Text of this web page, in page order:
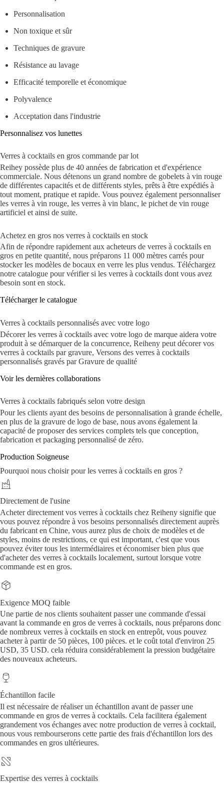
Personnalisation
Non toxique et sûr
Techniques de gravure
Résistance au lavage
Efficacité temporelle et économique
Polyvalence
Acceptation dans l'industrie
Personnalisez vos lunettes
Verres à cocktails en gros commande par lot
Reihey possède plus de 40 années de fabrication et d'expérience
commerciale. Nous détenons un grand nombre de gobelets à vin rouge
de différentes capacités et de différents styles, prêts à être expédiés à
tout moment, pratique et rapide. Vous pouvez également personnaliser
les verres à vin rouge, les verres à vin blanc, le pichet de vin rouge
artificiel et ainsi de suite.
Achetez en gros nos verres à cocktails en stock
Afin de répondre rapidement aux acheteurs de verres à cocktails en
gros en petite quantité, nous préparons 11 000 mètres carrés pour
stocker les modèles de bocaux en verre les plus vendus. Téléchargez
notre catalogue pour vérifier si les verres à cocktails dont vous avez
besoin sont en stock.
Télécharger le catalogue
Verres à cocktails personnalisés avec votre logo
Décorer les verres à cocktails avec votre logo de marque aidera votre
produit à se démarquer de la concurrence, Reiheny peut décorer vos
verres à cocktails par gravure, Versons des verres à cocktails
personnalisés gravés par Gravure de qualité
Voir les dernières collaborations
Verres à cocktails fabriqués selon votre design
Pour les clients ayant des besoins de personnalisation à grande échelle,
en plus de la gravure de logo de base, nous avons également la
capacité de proposer des services complets tels que conception,
fabrication et packaging personnalisé de zéro.
Production Soigneuse
Pourquoi nous choisir pour les verres à cocktails en gros ?
Directement de l'usine
Acheter directement vos verres à cocktails chez Reiheny signifie que
vous pouvez répondre à vos besoins personnalisés directement auprès
du fabricant en Chine, vous aurez plus de choix de modèles et de
styles, moins de restrictions, ce qui est important, c'est que vous
pouvez éviter tous les intermédiaires et économiser bien plus que
d'acheter des verres à cocktails localement, surtout lorsque votre
commande est en gros.
Exigence MOQ faible
Une partie de nos clients souhaitent passer une commande d'essai
avant la commande en gros de verres à cocktails, nous préparons donc
de nombreux verres à cocktails en stock en entrepôt, vous pouvez
acheter à partir de 50 pièces, 100 pièces. et le coût total d'environ 25
USD, 35 USD. cela réduira considérablement la pression budgétaire
des nouveaux acheteurs.
Échantillon facile
Il est nécessaire de réaliser un échantillon avant de passer une
commande en gros de verres à cocktails. Cela facilitera également
grandement vos échanges avec notre production de verres à cocktail,
nous vous rembourserons cette partie des frais d'échantillon lors des
commandes en gros ultérieures.
Expertise des verres à cocktails